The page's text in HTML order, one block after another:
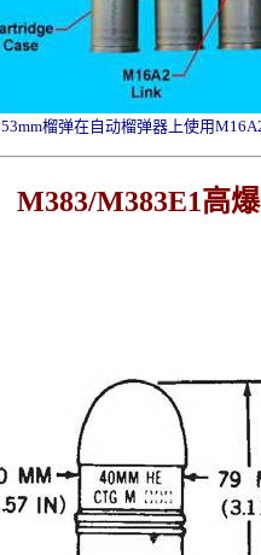
榴弹在自动榴弹器上使用
M383/M383E1高